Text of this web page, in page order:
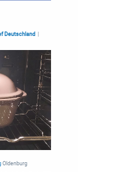
Deutschland
Oldenburg